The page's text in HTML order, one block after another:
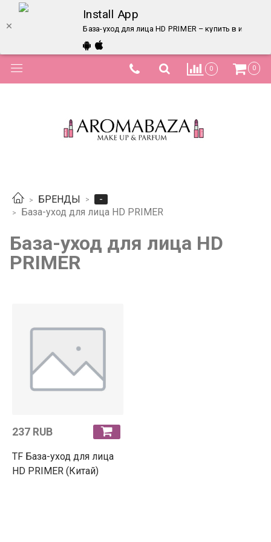
Install App
База-уход для лица HD PRIMER – купить в
0 0
БРЕНДЫ
-
База-уход для лица HD PRIMER
База-уход для лица HD
PRIMER
237 RUB
TF База-уход для лица
HD PRIMER (Китай)